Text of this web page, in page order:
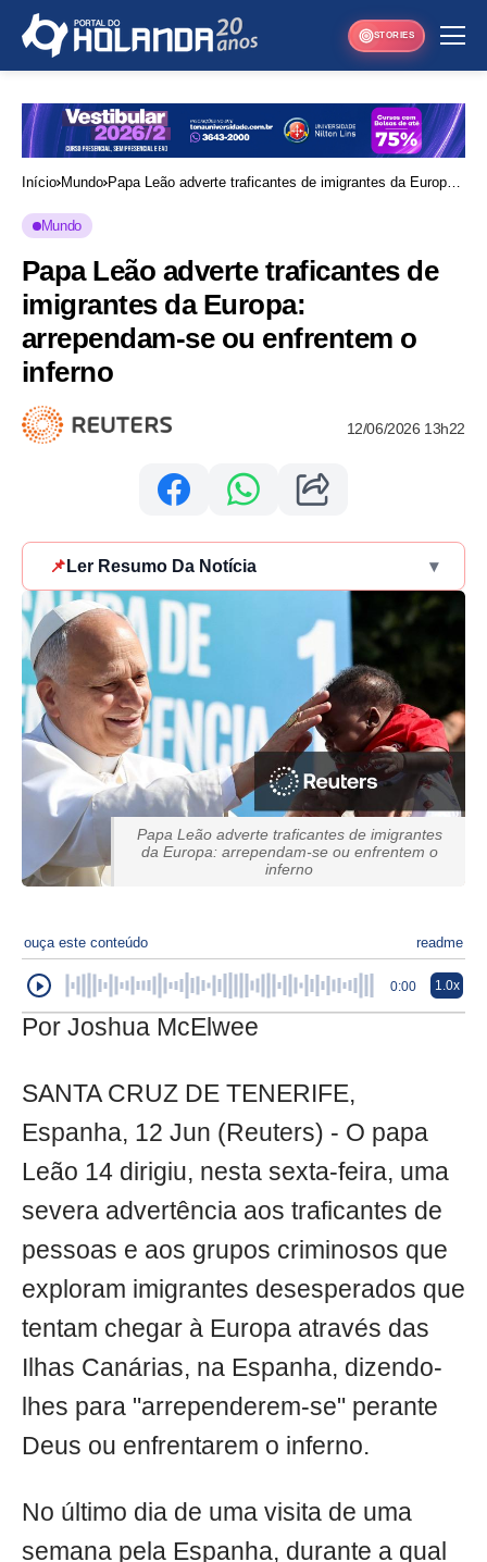
STORIES
Início Mundo Papa Leão adverte traficantes de imigrantes da Europa:
Mundo
Papa Leão adverte traficantes de
imigrantes da Europa:
arrependam-se ou enfrentem o
inferno
12/06/2026 13h22
📌 Ler Resumo Da Notícia ▾
Papa Leão adverte traficantes de imigrantes
da Europa: arrependam-se ou enfrentem o
inferno
ouça este conteúdo readme
0:00 1.0x
Por Joshua McElwee
SANTA CRUZ DE TENERIFE,
Espanha, 12 Jun (Reuters) - O papa
Leão 14 dirigiu, nesta sexta-feira, uma
severa advertência aos traficantes de
pessoas e aos grupos criminosos que
exploram imigrantes desesperados que
tentam chegar à Europa através das
Ilhas Canárias, na Espanha, dizendo-
lhes para "arrependerem-se" perante
Deus ou enfrentarem o inferno.
No último dia de uma visita de uma
semana pela Espanha, durante a qual